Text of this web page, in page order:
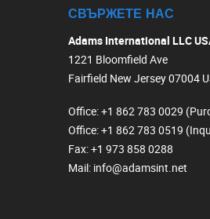
СВЪРЖЕТЕ НАС
Adams International LLC
1221 Bloomfield Ave
Fairfield New Jersey 07004
Office: +1 862 783 0029
Office: +1 862 783 0519
Fax: +1 973 858 0288
Mail: info@adamsint.net